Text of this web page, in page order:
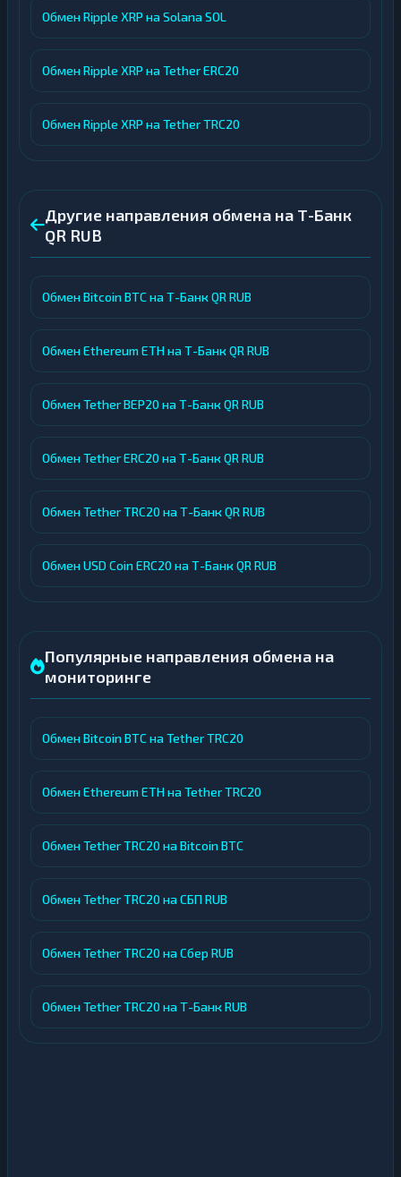
Обмен Ripple XRP на Solana SOL
Обмен Ripple XRP на Tether ERC20
Обмен Ripple XRP на Tether TRC20
Другие направления обмена на Т-Банк
QR RUB
Обмен Bitcoin BTC на Т-Банк QR RUB
Обмен Ethereum ETH на Т-Банк QR RUB
Обмен Tether BEP20 на Т-Банк QR RUB
Обмен Tether ERC20 на Т-Банк QR RUB
Обмен Tether TRC20 на Т-Банк QR RUB
Обмен USD Coin ERC20 на Т-Банк QR RUB
Популярные направления обмена на
мониторинге
Обмен Bitcoin BTC на Tether TRC20
Обмен Ethereum ETH на Tether TRC20
Обмен Tether TRC20 на Bitcoin BTC
Обмен Tether TRC20 на СБП RUB
Обмен Tether TRC20 на Сбер RUB
Обмен Tether TRC20 на Т-Банк RUB